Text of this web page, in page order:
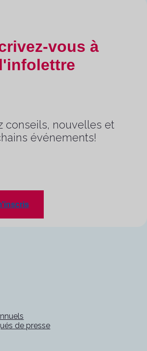
vous à
l'infolettre
conseils, nouvelles et
événements!
de presse